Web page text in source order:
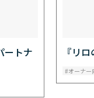
ートナ 『リ
オーナー